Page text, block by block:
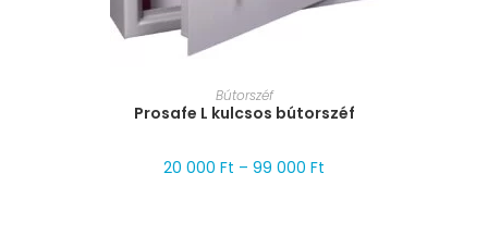
MÉRET VÁLASZTÁSA
Bútorszéf
Prosafe L kulcsos bútorszéf
20 000 Ft – 99 000 Ft